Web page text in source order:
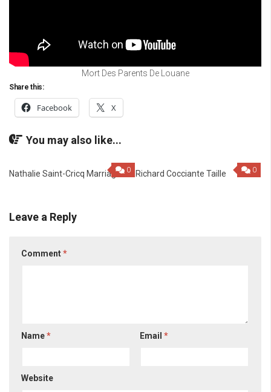
Mort Des Parents De Louane
Share this:
Facebook X
You may also like...
0
Nathalie Saint-Cricq Marriage 0
Richard Cocciante Taille
Leave a Reply
Comment*
Name* Email*
Website